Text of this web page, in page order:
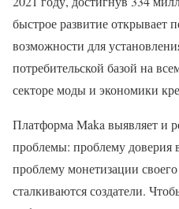
быстрое развитие открывает
возможности для
потребительской базой на
секторе моды и экономики
Платформа Maka выявляет и
проблемы: проблему доверия
проблему монетизации
сталкиваются создатели.